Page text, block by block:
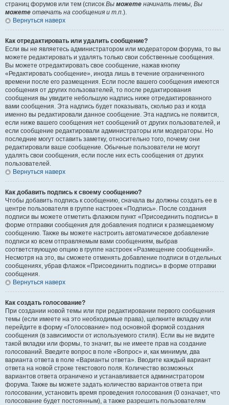
страниц форумов или тем (список Вы можете начинать темы, Вы
можете отвечать на сообщения и т.п.).
Вернуться наверх
Как отредактировать или удалить сообщение?
Если вы не являетесь администратором или модератором форума, то вы
можете редактировать и удалять только свои собственные сообщения.
Вы можете отредактировать свое сообщение, нажав кнопку
«Редактировать сообщение», иногда лишь в течение ограниченного
времени после его размещения. Если после вашего сообщения имеются
сообщения от других пользователей, то после редактирования
сообщения вы увидите небольшую надпись ниже отредактированного
вами сообщения. Эта надпись будет показывать, сколько раз и когда
именно вы редактировали данное сообщение. Эта надпись не появится,
если ниже вашего сообщения нет сообщений от других пользователей, и
если сообщение редактировали администраторы или модераторы. Но
последние могут оставить заметку, относительно того, почему они
редактировали ваше сообщение. Обычные пользователи не могут
удалять свои сообщения, если после них есть сообщения от других
пользователей.
Вернуться наверх
Как добавить подпись к своему сообщению?
Чтобы добавить подпись к сообщению, сначала вы должны создать ее в
центре пользователя в группе настроек «Подпись». После создания
подписи вы можете отметить флажком пункт «Присоединить подпись» в
форме отправки сообщения для добавления подписи к размещаемому
сообщению. Также вы можете настроить автоматическое добавление
подписи ко всем отправляемым вами сообщениям, выбрав
соответствующую опцию в группе настроек «Размещение сообщений».
Несмотря на это, вы сможете отменять добавление подписи в отдельных
сообщениях, убрав флажок «Присоединить подпись» в форме отправки
сообщения.
Вернуться наверх
Как создать голосование?
При создании новой темы или при редактировании первого сообщения
темы (если имеете на это необходимые права), щелкните вкладку или
перейдите в форму «Голосование» под основной формой создания
сообщения (в зависимости от используемого стиля). Если вы не видите
такой вкладки или формы, то значит, вы не имеете прав на создание
голосований. Введите вопрос в поле «Вопрос» и, как минимум, два
варианта ответа в поле «Варианты ответа». Вводите каждый вариант
ответа на новой строке текстового поля. Количество возможных
вариантов ответа ограничено и устанавливается администратором
форума. Также вы можете задать количество вариантов ответа при
голосовании, установить время проведения голосования (0 означает, что
голосование будет постоянным), а также разрешить пользователям